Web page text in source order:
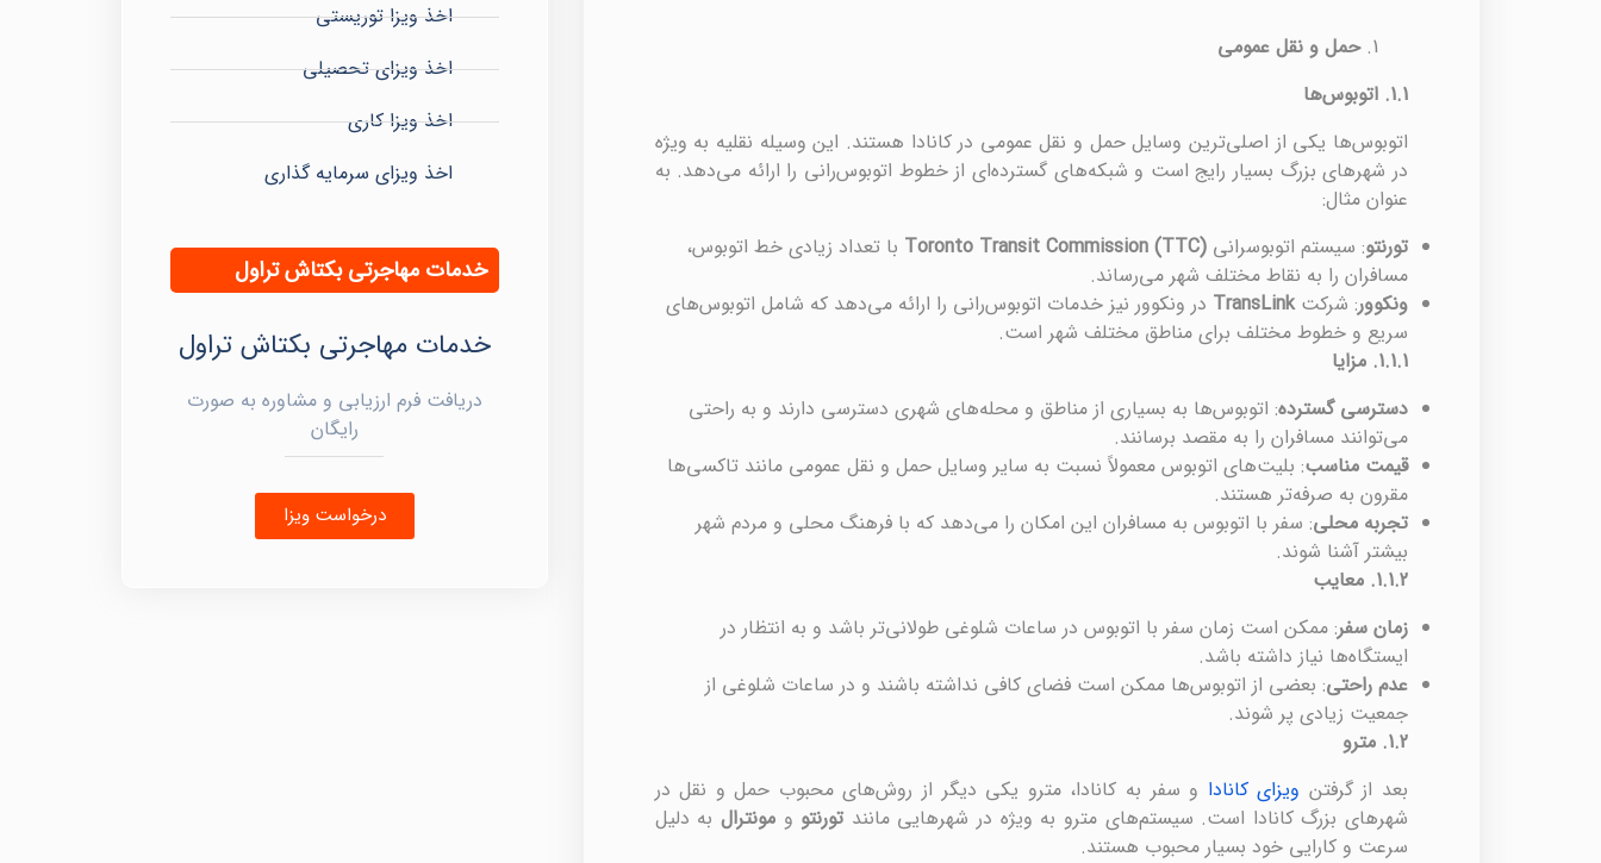
حمل و نقل عمومی
1.1. اتوبوس‌ها
اتوبوس‌ها یکی از اصلی‌ترین وسایل حمل و نقل عمومی در کانادا هستند. این وسیله نقلیه به ویژه
در شهرهای بزرگ بسیار رایج است و شبکه‌های گسترده‌ای از خطوط اتوبوس‌رانی را ارائه می‌دهد. به
عنوان مثال:
تورنتو: سیستم اتوبوسرانی Toronto Transit Commission (TTC) با تعداد زیادی خط اتوبوس،
مسافران را به نقاط مختلف شهر می‌رساند.
ونکوور: شرکتTransLink در ونکوور نیز خدمات اتوبوس‌رانی را ارائه می‌دهد که شامل اتوبوس‌های
سریع و خطوط مختلف برای مناطق مختلف شهر است.
1.1.1. مزایا
دسترسی گسترده: اتوبوس‌ها به بسیاری از مناطق و محله‌های شهری دسترسی دارند و به راحتی
می‌توانند مسافران را به مقصد برسانند.
قیمت مناسب: بلیت‌های اتوبوس معمولاً نسبت به سایر وسایل حمل و نقل عمومی مانند تاکسی‌ها
مقرون به صرفه‌تر هستند.
تجربه محلی: سفر با اتوبوس به مسافران این امکان را می‌دهد که با فرهنگ محلی و مردم شهر
بیشتر آشنا شوند.
1.1.2. معایب
زمان سفر: ممکن است زمان سفر با اتوبوس در ساعات شلوغی طولانی‌تر باشد و به انتظار در
ایستگاه‌ها نیاز داشته باشد.
عدم راحتی: بعضی از اتوبوس‌ها ممکن است فضای کافی نداشته باشند و در ساعات شلوغی از
جمعیت زیادی پر شوند.
1.2. مترو
بعد از گرفتن ویزای کانادا و سفر به کانادا، مترو یکی دیگر از روش‌های محبوب حمل و نقل در
شهرهای بزرگ کانادا است. سیستم‌های مترو به ویژه در شهرهایی مانند تورنتو ومونترال به دلیل
سرعت و کارایی خود بسیار محبوب هستند.
اخذ ویزا توریستی
اخذ ویزای تحصیلی
اخذ ویزا کاری
اخذ ویزای سرمایه گذاری
خدمات مهاجرتی بکتاش تراول
خدمات مهاجرتی بکتاش تراول
دریافت فرم ارزیابی و مشاوره به صورت
رایگان
درخواست ویزا